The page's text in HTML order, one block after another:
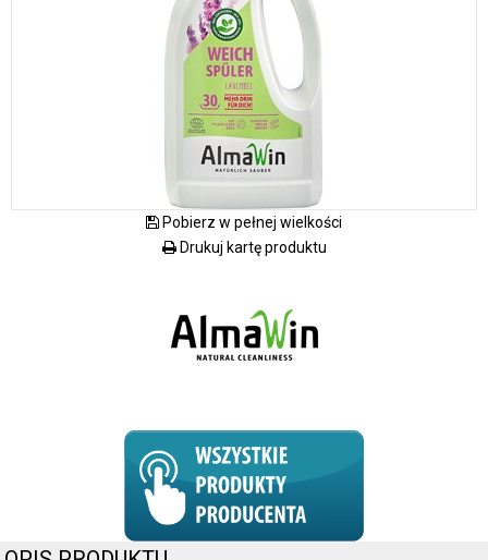
Pobierz w pełnej wielkości
Drukuj kartę produktu